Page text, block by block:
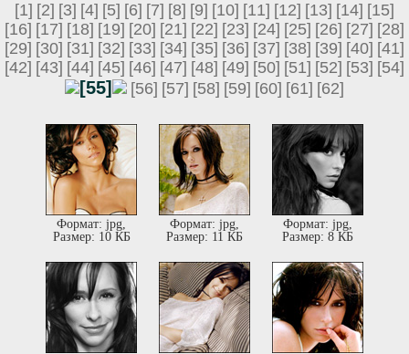
[1] [2] [3] [4] [5] [6] [7] [8] [9] [10] [11] [12] [13] [14] [15]
[16] [17] [18] [19] [20] [21] [22] [23] [24] [25] [26] [27] [28]
[29] [30] [31] [32] [33] [34] [35] [36] [37] [38] [39] [40] [41]
[42] [43] [44] [45] [46] [47] [48] [49] [50] [51] [52] [53] [54]
[55] [56] [57] [58] [59] [60] [61] [62]
Формат: jpg,
Размер: 10 КБ
Формат: jpg,
Размер: 11 КБ
Формат: jpg,
Размер: 8 КБ